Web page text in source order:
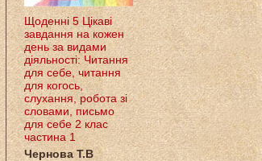
Щоденні 5 Цікаві
завдання на кожен
день за видами
діяльності: Читання
для себе, читання
для когось,
слухання, робота зі
словами, письмо
для себе 2 клас
частина 1
Чернова Т.В
Ігрові завдання з
наліпками
2 клас 100
Сікора Ю.О.